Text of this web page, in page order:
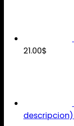
21.00$
descripcion)